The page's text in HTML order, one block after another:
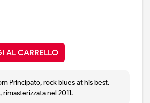
AL CARRELLO
Principato, rock blues at his best.
nel 2011.